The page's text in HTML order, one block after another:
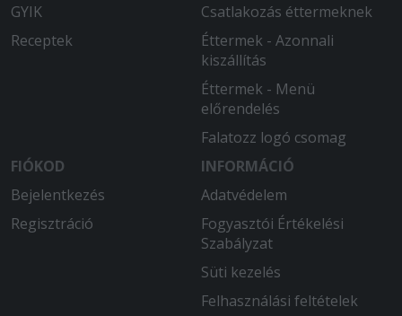
GYIK
Receptek
Csatlakozás éttermeknek
Éttermek - Azonnali
kiszállítás
Éttermek - Menü
előrendelés
Falatozz logó csomag
FIÓKOD
Bejelentkezés
Regisztráció
INFORMÁCIÓ
Adatvédelem
Fogyasztói Értékelési
Szabályzat
Süti kezelés
Felhasználási feltételek